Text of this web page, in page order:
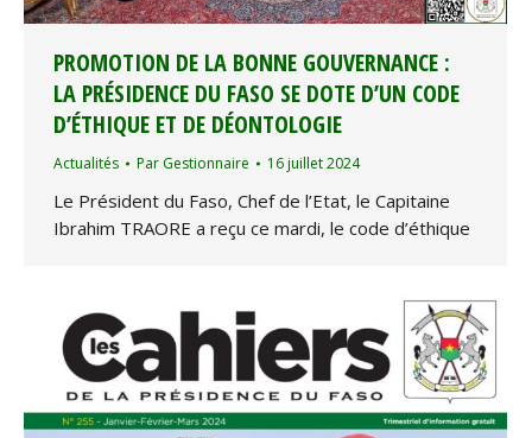
PROMOTION DE LA BONNE GOUVERNANCE :
LA PRÉSIDENCE DU FASO SE DOTE D’UN CODE
D’ÉTHIQUE ET DE DÉONTOLOGIE
Actualités Par Gestionnaire 16 juillet 2024
Le Président du Faso, Chef de l’Etat, le Capitaine
Ibrahim TRAORE a reçu ce mardi, le code d’éthique